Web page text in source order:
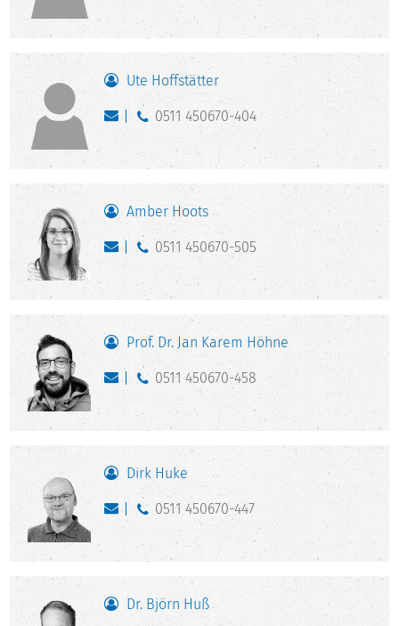
Ute Hoffstätter
0511 450670-404
Amber Hoots
0511 450670-505
Prof. Dr. Jan Karem Höhne
0511 450670-458
Dirk Huke
0511 450670-447
Dr. Björn Huß